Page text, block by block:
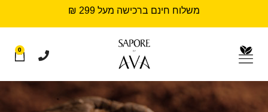
משלוח חינם ברכישה מעל 299 ₪
0